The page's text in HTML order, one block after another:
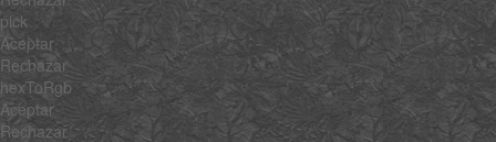
pick
Aceptar
Rechazar
hexToRgb
Aceptar
Rechazar